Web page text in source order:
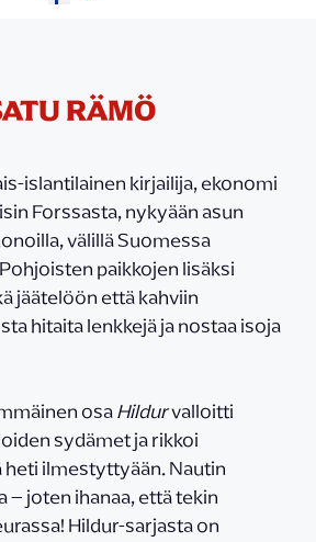
RÄMÖ
islantilainen kirjailija, ekonomi
Forssasta, nykyään asun
välillä Suomessa
paikkojen lisäksi
jäätelöön että kahviin
hitaita lenkkejä ja nostaa isoja
osaHildurvalloitti
sydämet ja rikkoi
ilmestyttyään. Nautin
– joten ihanaa, että tekin
Hildur-sarjasta on